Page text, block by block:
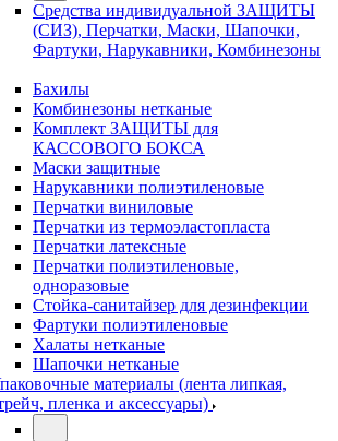
Средства индивидуальной ЗАЩИТЫ
(СИЗ), Перчатки, Маски, Шапочки,
Фартуки, Нарукавники, Комбинезоны
Бахилы
Комбинезоны нетканые
Комплект ЗАЩИТЫ для
КАССОВОГО БОКСА
Маски защитные
Нарукавники полиэтиленовые
Перчатки виниловые
Перчатки из термоэластопласта
Перчатки латексные
Перчатки полиэтиленовые,
одноразовые
Стойка-санитайзер для дезинфекции
Фартуки полиэтиленовые
Халаты нетканые
Шапочки нетканые
материалы (лента липкая,
пленка и аксессуары)